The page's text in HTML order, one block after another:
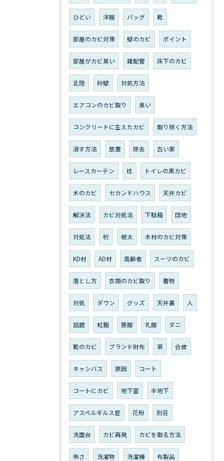
ひどい 洋服 バッグ 靴
部屋のカビ対策 壁のカビ ポイント
部屋がカビ臭い 雑配管 床下のカビ
北陸 砂壁 対処方法
エアコンのカビ取り 臭い
コンクリートに生えたカビ 取り除く方法
消す方法 放置 除去 古い家
レースカーテン 枕 トイレの黒カビ
木のカビ セカンドハウス 天井カビ
解決法 カビ対処法 下駄箱 団地
対処法 桁 根太 木材のカビ対策
KD材 AD材 高齢者 スーツのカビ
落とし方 衣類のカビ取り 着物
対処 ダウン グッズ 天井裏 人
話題 紅麴 喪服 礼服 ダニ
靴のカビ ブランド財布 革 合皮
キャンバス 原因 コート
コートにカビ 地下室 半地下
アスペルギルス症 花粉 別荘
洗面台 カビ再発 カビを取る方法
怖さ 洗濯物 洗濯機 布製品